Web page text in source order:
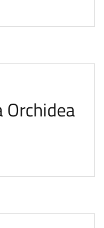
Orchidea